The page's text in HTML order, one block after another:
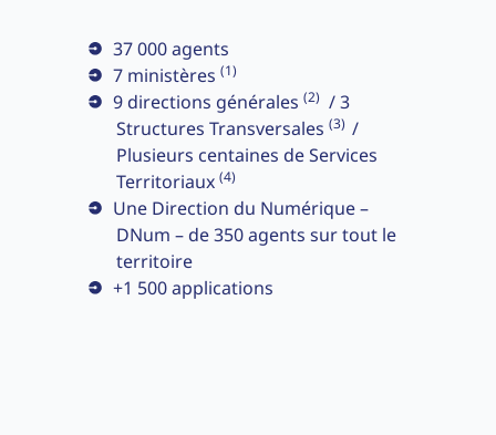
37 000 agents
7 ministères (1)
9 directions générales (2) / 3
Structures Transversales (3) /
Plusieurs centaines de Services
Territoriaux (4)
Une Direction du Numérique –
DNum – de 350 agents sur tout le
territoire
+1 500 applications